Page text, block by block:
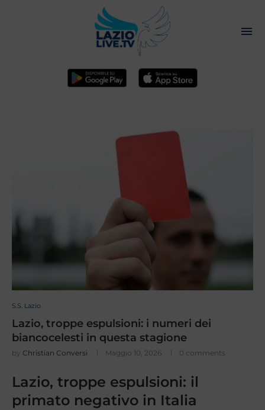
S.S. Lazio
Lazio, troppe espulsioni: i numeri dei
biancocelesti in questa stagione
by Christian Conversi Maggio 10, 2026 0 comments
Lazio, troppe espulsioni: il
primato negativo in Italia